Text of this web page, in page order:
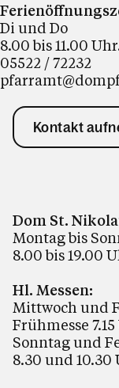
Di und Do
8.00 bis 11.00
05522 / 72232
Kontakt
Dom St.
Montag bis
8.00 bis 19.00
Hl. Messen:
Mittwoch und
Frühmesse
Sonntag und
8.30 und 10.30